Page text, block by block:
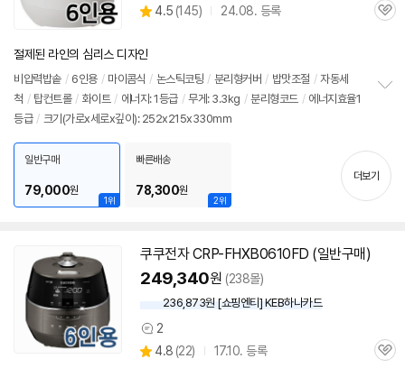
별
4.5 (상
145) 24.08. 등록
관
절제된 라인의 심리스 디자인
비압력밥솥 / 6인용 / 마이콤식 / 논스틱코팅 / 분리형커버 / 밥맛조절 / 자동세
척 / 탑컨트롤 / 화이트 / 에너지: 1등급 / 무게: 3.3kg / 분리형코드 / 에너지효율1
등급 / 크기(가로x세로x깊이): 252x215x330mm
기
1위
일반구매
79,000원
2위
빠른배송
78,300원
더보기
쿠쿠전자 CRP-FHXB0610FD (일반구매)
249,340원 (238몰)
236,873원 [쇼핑엔티] KEB하나카드
상
품
2
별
4.8 (상
22) 17.10. 등록
관